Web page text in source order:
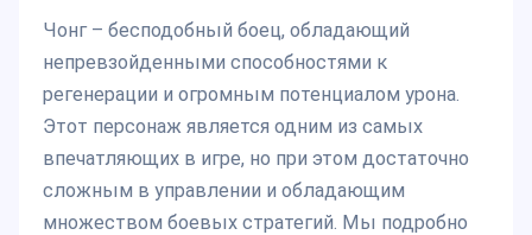
Чонг – бесподобный боец, обладающий
непревзойденными способностями к
регенерации и огромным потенциалом урона.
Этот персонаж является одним из самых
впечатляющих в игре, но при этом достаточно
сложным в управлении и обладающим
множеством боевых стратегий. Мы подробно